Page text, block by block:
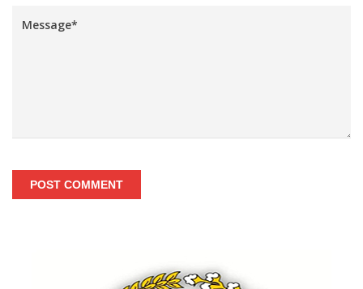
POST COMMENT